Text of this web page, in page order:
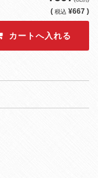
( 税込 ¥667 )